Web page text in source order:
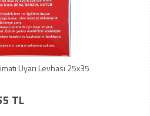
Uyarı Levhası 25x35
TL